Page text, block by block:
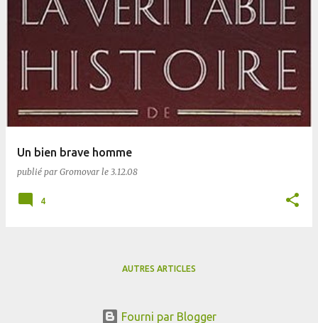
Un bien brave homme
publié par Gromovar le 3.12.08
4
AUTRES ARTICLES
Fourni par Blogger